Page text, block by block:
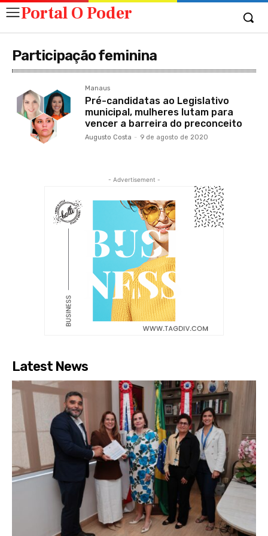
Portal O Poder
Participação feminina
Manaus
Pré-candidatas ao Legislativo
municipal, mulheres lutam para
vencer a barreira do preconceito
Augusto Costa - 9 de agosto de 2020
- Advertisement -
Latest News